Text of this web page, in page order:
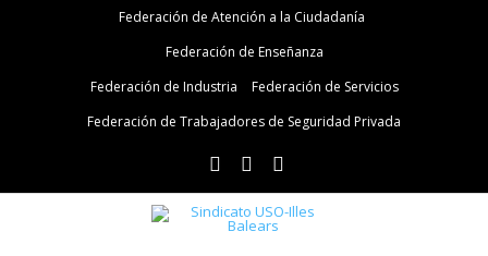
Federación de Atención a la Ciudadanía
Federación de Enseñanza
Federación de Industria
Federación de Servicios
Federación de Trabajadores de Seguridad Privada